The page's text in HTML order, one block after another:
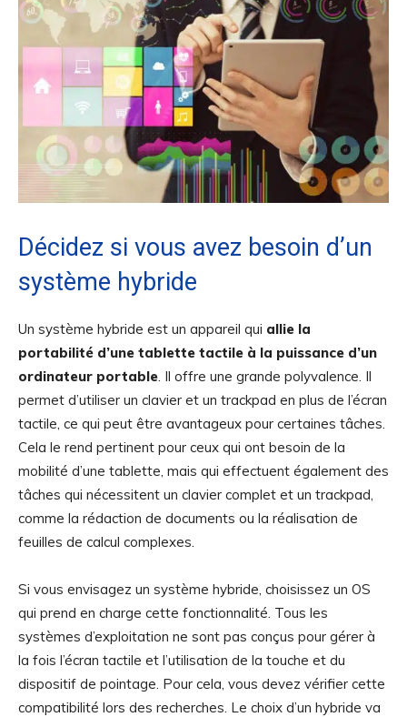
Décidez si vous avez besoin d’un
système hybride
Un système hybride est un appareil qui allie la
portabilité d’une tablette tactile à la puissance d’un
ordinateur portable . Il offre une grande polyvalence. Il
permet d’utiliser un clavier et un trackpad en plus de l’écran
tactile, ce qui peut être avantageux pour certaines tâches.
Cela le rend pertinent pour ceux qui ont besoin de la
mobilité d’une tablette, mais qui effectuent également des
tâches qui nécessitent un clavier complet et un trackpad,
comme la rédaction de documents ou la réalisation de
feuilles de calcul complexes.
Si vous envisagez un système hybride, choisissez un OS
qui prend en charge cette fonctionnalité. Tous les
systèmes d’exploitation ne sont pas conçus pour gérer à
la fois l’écran tactile et l’utilisation de la touche et du
dispositif de pointage. Pour cela, vous devez vérifier cette
compatibilité lors des recherches. Le choix d’un hybride va